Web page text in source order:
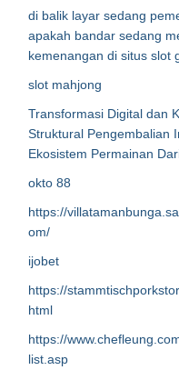
di balik layar sedang
apakah bandar sedang
kemenangan di situs slot
slot mahjong
Transformasi Digital dan
Struktural Pengembalian
Ekosistem Permainan
okto 88
https://
om/
ijobet
https://
html
https://
list.asp